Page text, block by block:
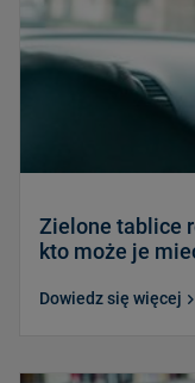
Zielone tablice
kto może je
Dowiedz się więcej